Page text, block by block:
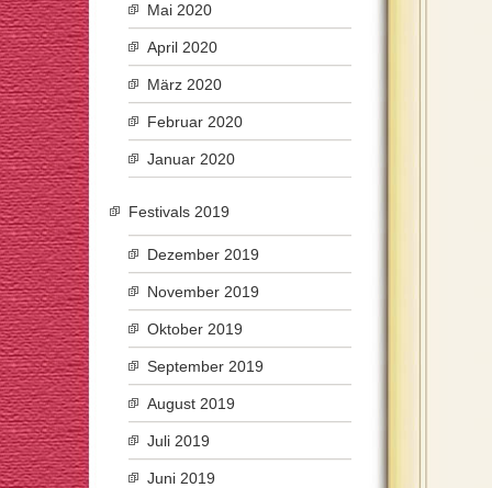
Mai 2020
April 2020
März 2020
Februar 2020
Januar 2020
Festivals 2019
Dezember 2019
November 2019
Oktober 2019
September 2019
August 2019
Juli 2019
Juni 2019